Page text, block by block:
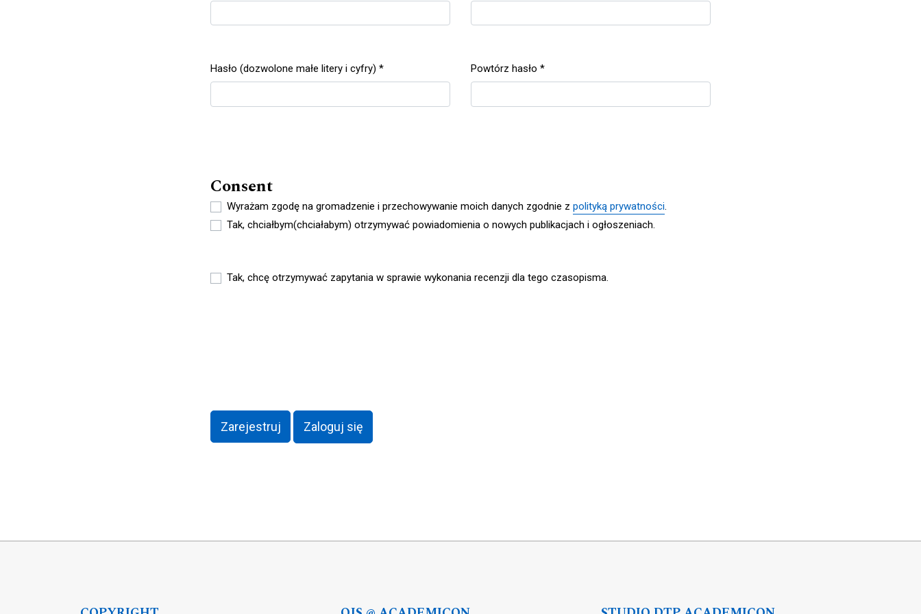
Hasło (dozwolone małe litery i cyfry) *
Wymagane
Powtórz hasło *
Wymagane
Consent
Wyrażam zgodę na gromadzenie i przechowywanie moich danych zgodnie z polityką prywatności.
Tak, chciałbym(chciałabym) otrzymywać powiadomienia o nowych publikacjach i ogłoszeniach.
Tak, chcę otrzymywać zapytania w sprawie wykonania recenzji dla tego czasopisma.
Zarejestruj Zaloguj się